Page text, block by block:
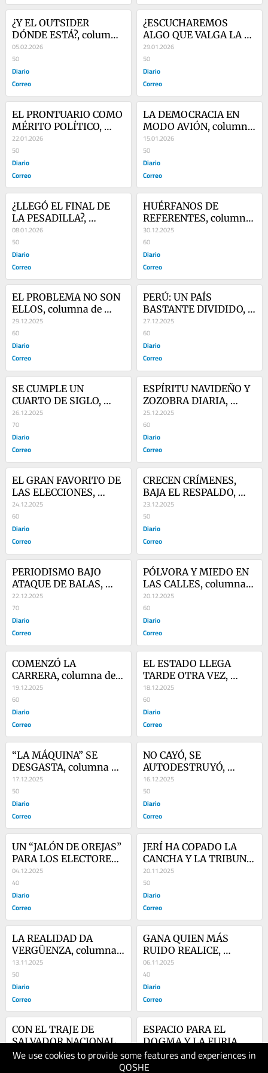
We use cookies to provide some features and experiences in
QOSHE
¿Y EL OUTSIDER
DÓNDE ESTÁ?, columna
de Jorge Esteves
05.02.2026
50
Diario
Correo
¿ESCUCHAREMOS
ALGO QUE VALGA LA
PENA?, columna de
Jorge Esteves
29.01.2026
50
Diario
Correo
EL PRONTUARIO COMO
MÉRITO POLÍTICO,
columna de Jorge
Esteves
22.01.2026
50
Diario
Correo
LA DEMOCRACIA EN
MODO AVIÓN, columna
de Jorge Esteves
15.01.2026
50
Diario
Correo
¿LLEGÓ EL FINAL DE
LA PESADILLA?,
columna de Jorge
Esteves
08.01.2026
50
Diario
Correo
HUÉRFANOS DE
REFERENTES, columna
de Jorge Esteves
30.12.2025
60
Diario
Correo
EL PROBLEMA NO SON
ELLOS, columna de
Jorge Esteves
29.12.2025
60
Diario
Correo
PERÚ: UN PAÍS
BASTANTE DIVIDIDO,
columna de Jorge
Esteves Alfaro
27.12.2025
60
Diario
Correo
SE CUMPLE UN
CUARTO DE SIGLO,
columna de Jorge
Esteves Alfaro
26.12.2025
70
Diario
Correo
ESPÍRITU NAVIDEÑO Y
ZOZOBRA DIARIA,
columna de Jorge
Esteves
25.12.2025
60
Diario
Correo
EL GRAN FAVORITO DE
LAS ELECCIONES,
columna de Jorge
Esteves
24.12.2025
60
Diario
Correo
CRECEN CRÍMENES,
BAJA EL RESPALDO,
columna de Jorge
Esteves
23.12.2025
50
Diario
Correo
PERIODISMO BAJO
ATAQUE DE BALAS,
columna de Jorge
Esteves
22.12.2025
70
Diario
Correo
PÓLVORA Y MIEDO EN
LAS CALLES, columna
de Jorge Esteves
20.12.2025
60
Diario
Correo
COMENZÓ LA
CARRERA, columna de
Jorge Esteves
19.12.2025
60
Diario
Correo
EL ESTADO LLEGA
TARDE OTRA VEZ,
columna de Jorge
Esteves
18.12.2025
60
Diario
Correo
“LA MÁQUINA” SE
DESGASTA, columna de
Jorge Esteves
17.12.2025
50
Diario
Correo
NO CAYÓ, SE
AUTODESTRUYÓ,
columna de Jorge
Esteves
16.12.2025
50
Diario
Correo
UN “JALÓN DE OREJAS”
PARA LOS ELECTORES,
columna de Jorge
Esteves
04.12.2025
40
Diario
Correo
JERÍ HA COPADO LA
CANCHA Y LA TRIBUNA,
columna de Jorge
Esteves
20.11.2025
50
Diario
Correo
LA REALIDAD DA
VERGÜENZA, columna
de Jorge Esteves Alfaro
13.11.2025
50
Diario
Correo
GANA QUIEN MÁS
RUIDO REALICE,
columna de Jorge
Esteves
06.11.2025
40
Diario
Correo
CON EL TRAJE DE
SALVADOR NACIONAL,
columna de Jorge
30.10.2025
ESPACIO PARA EL
DOGMA Y LA FURIA,
columna de Jorge
Esteves
23.10.2025
50